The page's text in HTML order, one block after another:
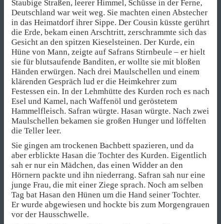
Staubige Straßen, leerer Himmel, Schüsse in der Ferne,
Deutschland war weit weg. Sie machten einen Abstecher
in das Heimatdorf ihrer Sippe. Der Cousin küsste gerührt
die Erde, bekam einen Arschtritt, zerschrammte sich das
Gesicht an den spitzen Kieselsteinen. Der Kurde, ein
Hüne von Mann, zeigte auf Safrans Stirnbeule – er hielt
sie für blutsaufende Banditen, er wollte sie mit bloßen
Händen erwürgen. Nach drei Maulschellen und einem
klärenden Gespräch lud er die Heimkehrer zum
Festessen ein. In der Lehmhütte des Kurden roch es nach
Esel und Kamel, nach Waffenöl und geröstetem
Hammelfleisch. Safran würgte. Hasan würgte. Nach zwei
Maulschellen bekamen sie großen Hunger und löffelten
die Teller leer.
Sie gingen am trockenen Bachbett spazieren, und da
aber erblickte Hasan die Tochter des Kurden. Eigentlich
sah er nur ein Mädchen, das einen Widder an den
Hörnern packte und ihn niederrang. Safran sah nur eine
junge Frau, die mit einer Ziege sprach. Noch am selben
Tag bat Hasan den Hünen um die Hand seiner Tochter.
Er wurde abgewiesen und hockte bis zum Morgengrauen
vor der Hausschwelle.